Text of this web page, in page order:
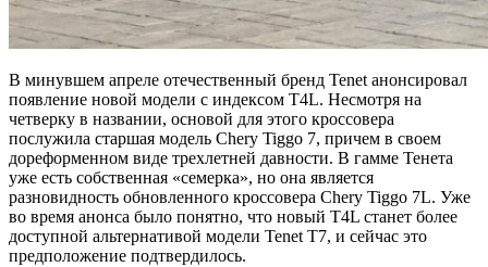
В минувшем апреле отечественный бренд Tenet анонсировал
появление новой модели с индексом T4L. Несмотря на
четверку в названии, основой для этого кроссовера
послужила старшая модель Chery Tiggo 7, причем в своем
дореформенном виде трехлетней давности. В гамме Тенета
уже есть собственная «семерка», но она является
разновидность обновленного кроссовера Chery Tiggo 7L. Уже
во время анонса было понятно, что новый T4L станет более
доступной альтернативой модели Tenet T7, и сейчас это
предположение подтвердилось.